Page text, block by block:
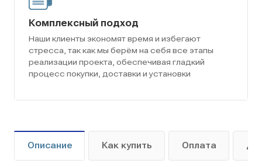
Комплексный подход
Наши клиенты экономят время и избегают
стресса, так как мы берём на себя все этапы
реализации проекта, обеспечивая гладкий
процесс покупки, доставки и установки
Описание Как купить Оплата